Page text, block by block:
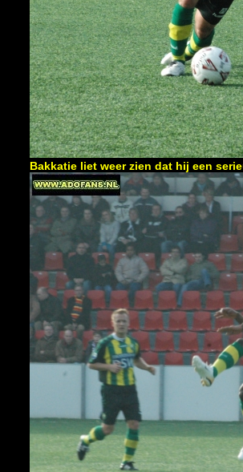
Bakkatie liet weer zien dat hij een